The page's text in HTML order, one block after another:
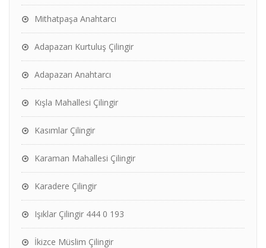
Mithatpaşa Anahtarcı
Adapazarı Kurtuluş Çilingir
Adapazarı Anahtarcı
Kışla Mahallesi Çilingir
Kasımlar Çilingir
Karaman Mahallesi Çilingir
Karadere Çilingir
Işıklar Çilingir 444 0 193
İkizce Müslim Çilingir